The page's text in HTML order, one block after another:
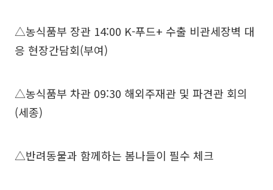
△농식품부 장관 14:00 K-푸드+ 수출 비관세장벽 대
응 현장간담회(부여)
△농식품부 차관 09:30 해외주재관 및 파견관 회의
(세종)
△반려동물과 함께하는 봄나들이 필수 체크